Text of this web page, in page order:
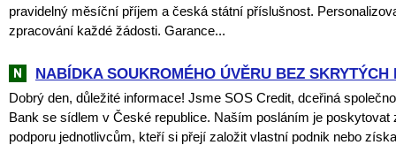
pravidelný měsíční příjem a česká státní příslušnost.
zpracování každé žádosti. Garance...
NABÍDKA SOUKROMÉHO ÚVĚRU BEZ SKRYTÝCH
Dobrý den, důležité informace! Jsme SOS Credit, dceřiná
Bank se sídlem v České republice. Naším posláním je poskytovat
podporu jednotlivcům, kteří si přejí založit vlastní podnik nebo